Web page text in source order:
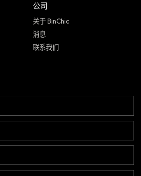
公司
关于 BinChic
消息
联系我们